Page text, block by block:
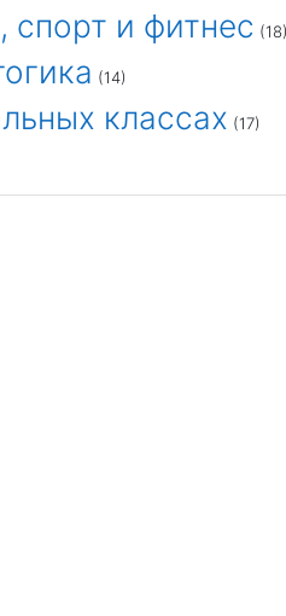
спорт и фитнес (18)
(14)
классах (17)